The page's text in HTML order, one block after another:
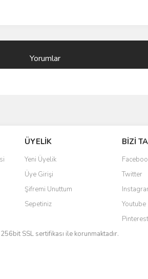
Yorumlar
ÜYELİK
Yeni Üyelik
Üye Girişi
Şifremi Unuttum
Sepetiniz
BİZİ
Twitter
Youtube
Pinterest
SSL sertifikası ile korunmaktadır.